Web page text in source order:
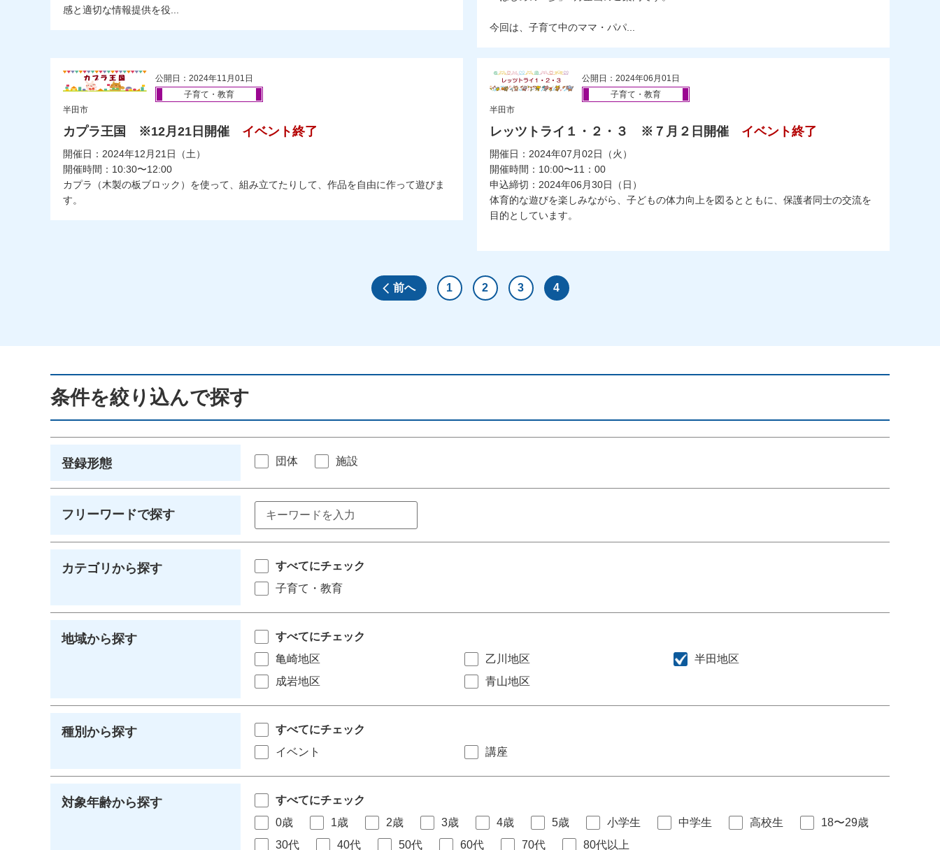
感と適切な情報提供を役...
今回は、子育て中のママ・パパ...
公開日：2024年11月01日
子育て・教育
半田市
カプラ王国 ※12月21日開催 イベント終了
開催日：2024年12月21日（土）
開催時間：10:30〜12:00
カプラ（木製の板ブロック）を使って、組み立てたりして、作品を自由に作って遊びま
す。
公開日：2024年06月01日
子育て・教育
半田市
レッツトライ１・２・３ ※７月２日開催 イベント終了
開催日：2024年07月02日（火）
開催時間：10:00〜11：00
申込締切：2024年06月30日（日）
体育的な遊びを楽しみながら、子どもの体力向上を図るとともに、保護者同士の交流を
目的としています。
前へ 1 2 3 4
条件を絞り込んで探す
登録形態 団体 施設
フリーワードで探す
カテゴリから探す
すべてにチェック
子育て・教育
地域から探す
すべてにチェック
亀崎地区
乙川地区
半田地区
成岩地区
青山地区
種別から探す
すべてにチェック
イベント
講座
対象年齢から探す
すべてにチェック
0歳
1歳 2歳 3歳 4歳 5歳 小学生 中学生 高校生
18〜29歳
30代
40代 50代 60代 70代 80代以上